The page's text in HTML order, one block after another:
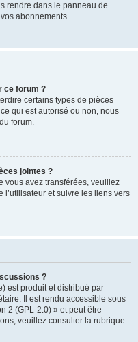
rendre dans le panneau de
abonnements.
ce forum ?
certains types de pièces
qui est autorisé ou non, nous
forum.
jointes ?
vous avez transférées, veuillez
et suivre les liens vers
?
est produit et distribué par
Il est rendu accessible sous
2 (GPL-2.0) » et peut être
veuillez consulter la rubrique